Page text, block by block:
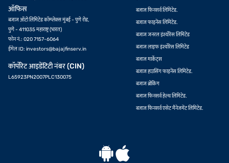
ऑफिस
बजाज ऑटो लिमिटेड कॉम्प्लेक्स मुंबई - पुणे रोड,
पुणे - 411035 महाराष्ट्र (भारत)
फोन नं.: 020 7157-6064
ईमेल ID: investors@bajajfinserv.in
कॉर्पोरेट आइडेंटिटी नंबर (CIN)
L65923PN2007PLC130075
बजाज फिनसर्व लिमिटेड.
बजाज फाइनेंस लिमिटेड.
बजाज जनरल इंश्योरेंस लिमिटेड
बजाज लाइफ इंश्योरेंस लिमिटेड
बजाज मार्केट्स
बजाज हाउसिंग फाइनेंस लिमिटेड.
बजाज ब्रोकिंग
बजाज फिनसर्व हेल्थ लिमिटेड.
बजाज फिनसर्व एसेट मैनेजमेंट लिमिटेड.